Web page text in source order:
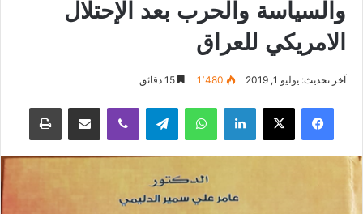
والسياسة والحرب بعد الإحتلال
الامريكي للعراق
آخر تحديث: يوليو 1, 2019 1٬480
فيسبوك لينكدإن واتساب